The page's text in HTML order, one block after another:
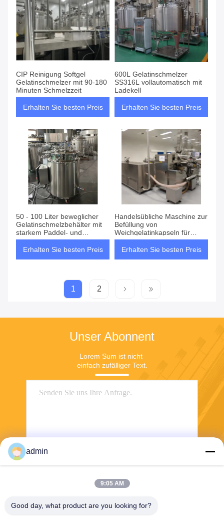
CIP Reinigung Softgel
Gelatinschmelzer mit 90-180
Minuten Schmelzzeit
Erhalten Sie besten Preis
600L Gelatinschmelzer
SS316L vollautomatisch mit
Ladekell
Erhalten Sie besten Preis
50 - 100 Liter beweglicher
Gelatinschmelzbehälter mit
starkem Paddel- und
Vakuumsystem
Erhalten Sie besten Preis
Handelsübliche Maschine zur
Befüllung von
Weichgelatinkapseln für
Medizin, Gesundheitswesen,
Kautextrakte, Kosmetik
Erhalten Sie besten Preis
1 2
Unser Abonnent
Lorem Sum ist nicht
einfach zufälliger Text.
admin
9:05 AM
Good day, what product are you looking for?